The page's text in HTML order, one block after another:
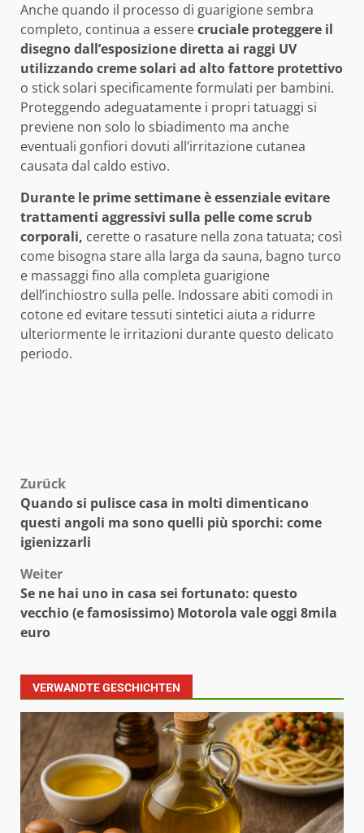
Anche quando il processo di guarigione sembra
completo, continua a esserecruciale proteggere il
disegno dall’esposizione diretta ai raggi UV
utilizzando creme solari ad alto fattore protettivo
o stick solari specificamente formulati per bambini.
Proteggendo adeguatamente i propri tatuaggi si
previene non solo lo sbiadimento ma anche
eventuali gonfiori dovuti all’irritazione cutanea
causata dal caldo estivo.
Durante le prime settimane è essenziale evitare
trattamenti aggressivi sulla pelle come scrub
corporali, cerette o rasature nella zona tatuata; così
come bisogna stare alla larga da sauna, bagno turco
e massaggi fino alla completa guarigione
dell’inchiostro sulla pelle. Indossare abiti comodi in
cotone ed evitare tessuti sintetici aiuta a ridurre
ulteriormente le irritazioni durante questo delicato
periodo.
Beitragsnavigation
Zurück
Quando si pulisce casa in molti dimenticano
questi angoli ma sono quelli più sporchi: come
igienizzarli
Weiter
Se ne hai uno in casa sei fortunato: questo
vecchio (e famosissimo) Motorola vale oggi 8mila
euro
VERWANDTE GESCHICHTEN